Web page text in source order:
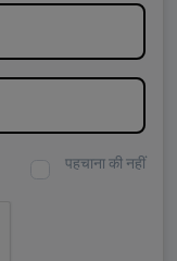
पहचाना की नहीं